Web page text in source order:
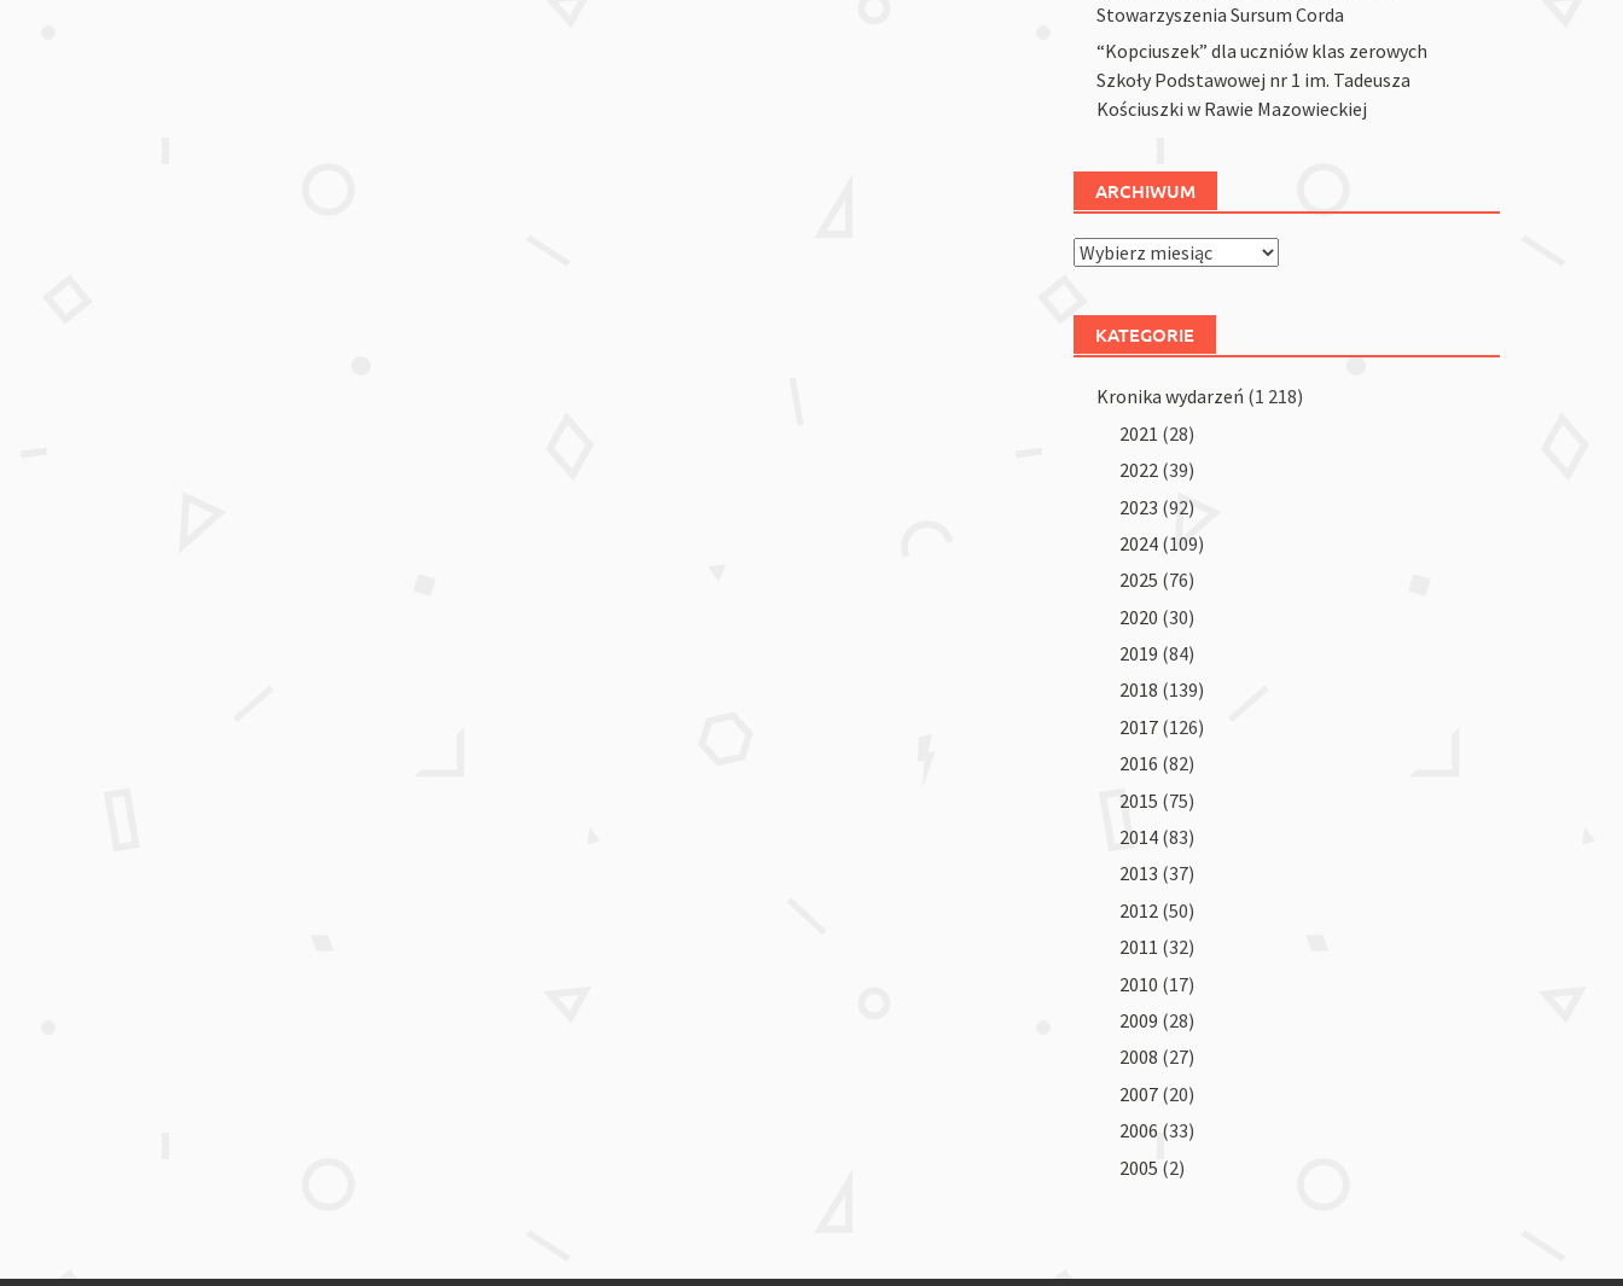
Stowarzyszenia Sursum Corda
“Kopciuszek” dla uczniów klas zerowych
Szkoły Podstawowej nr 1 im. Tadeusza
Kościuszki w Rawie Mazowieckiej
ARCHIWUM
Archiwum
KATEGORIE
Kronika wydarzeń (1 218)
2021 (28)
2022 (39)
2023 (92)
2024 (109)
2025 (76)
2020 (30)
2019 (84)
2018 (139)
2017 (126)
2016 (82)
2015 (75)
2014 (83)
2013 (37)
2012 (50)
2011 (32)
2010 (17)
2009 (28)
2008 (27)
2007 (20)
2006 (33)
2005 (2)